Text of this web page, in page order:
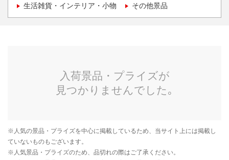
生活雑貨・インテリア・小物 その他景品